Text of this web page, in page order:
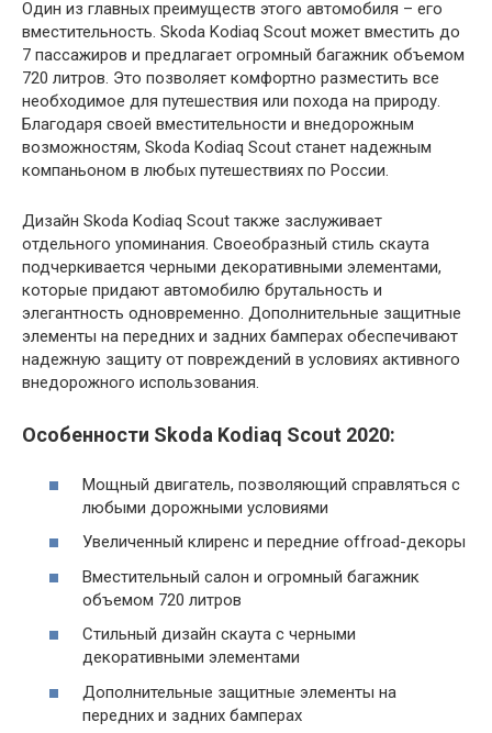
Один из главных преимуществ этого автомобиля – его
вместительность. Skoda Kodiaq Scout может вместить до
7 пассажиров и предлагает огромный багажник объемом
720 литров. Это позволяет комфортно разместить все
необходимое для путешествия или похода на природу.
Благодаря своей вместительности и внедорожным
возможностям, Skoda Kodiaq Scout станет надежным
компаньоном в любых путешествиях по России.
Дизайн Skoda Kodiaq Scout также заслуживает
отдельного упоминания. Своеобразный стиль скаута
подчеркивается черными декоративными элементами,
которые придают автомобилю брутальность и
элегантность одновременно. Дополнительные защитные
элементы на передних и задних бамперах обеспечивают
надежную защиту от повреждений в условиях активного
внедорожного использования.
Особенности Skoda Kodiaq Scout 2020:
Мощный двигатель, позволяющий справляться с
любыми дорожными условиями
Увеличенный клиренс и передние offroad-декоры
Вместительный салон и огромный багажник
объемом 720 литров
Стильный дизайн скаута с черными
декоративными элементами
Дополнительные защитные элементы на
передних и задних бамперах